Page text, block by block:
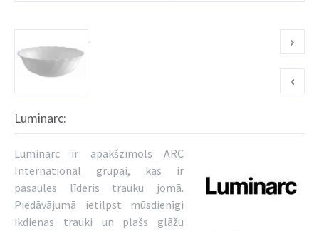
Luminarc:
Luminarc ir apakšzīmols ARC
International grupai, kas ir
pasaules līderis trauku jomā.
Piedāvājumā ietilpst mūsdienīgi
ikdienas trauki un plašs glāžu